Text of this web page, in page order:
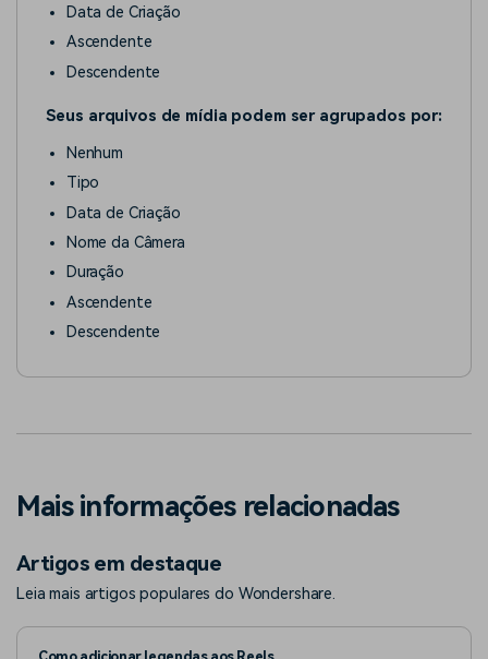
Data de Criação
Ascendente
Descendente
Seus arquivos de mídia podem ser agrupados por:
Nenhum
Tipo
Data de Criação
Nome da Câmera
Duração
Ascendente
Descendente
Mais informações relacionadas
Artigos em destaque
Leia mais artigos populares do Wondershare.